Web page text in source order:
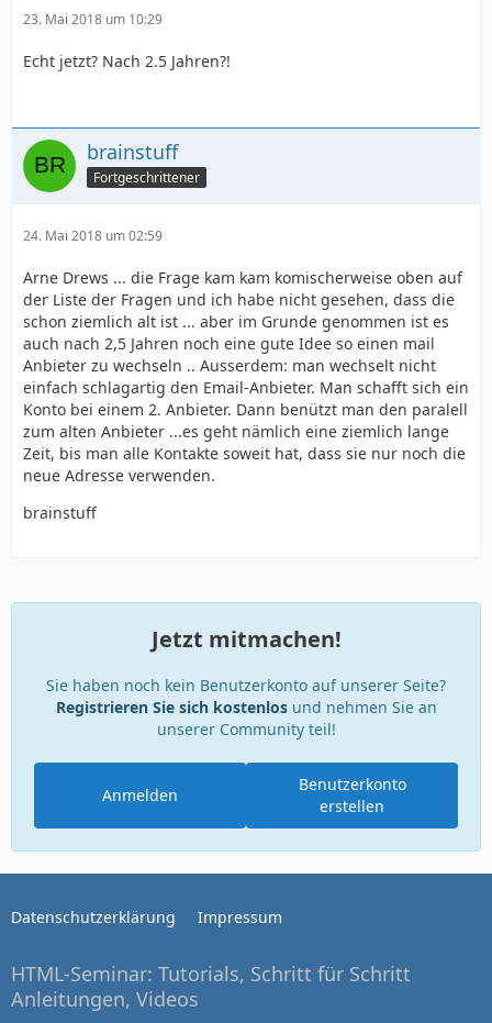
23. Mai 2018 um 10:29
Echt jetzt? Nach 2.5 Jahren?!
brainstuff
Fortgeschrittener
24. Mai 2018 um 02:59
Arne Drews ... die Frage kam kam komischerweise oben auf
der Liste der Fragen und ich habe nicht gesehen, dass die
schon ziemlich alt ist ... aber im Grunde genommen ist es
auch nach 2,5 Jahren noch eine gute Idee so einen mail
Anbieter zu wechseln .. Ausserdem: man wechselt nicht
einfach schlagartig den Email-Anbieter. Man schafft sich ein
Konto bei einem 2. Anbieter. Dann benützt man den paralell
zum alten Anbieter ...es geht nämlich eine ziemlich lange
Zeit, bis man alle Kontakte soweit hat, dass sie nur noch die
neue Adresse verwenden.
brainstuff
Jetzt mitmachen!
Sie haben noch kein Benutzerkonto auf unserer Seite?
Registrieren Sie sich kostenlosund nehmen Sie an
unserer Community teil!
Benutzerkonto
erstellen
Anmelden
Datenschutzerklärung Impressum
HTML-Seminar: Tutorials, Schritt für Schritt
Anleitungen, Videos